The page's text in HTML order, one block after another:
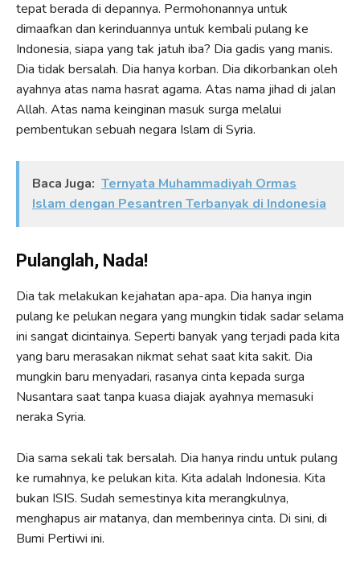
tepat berada di depannya. Permohonannya untuk
dimaafkan dan kerinduannya untuk kembali pulang ke
Indonesia, siapa yang tak jatuh iba? Dia gadis yang manis.
Dia tidak bersalah. Dia hanya korban. Dia dikorbankan oleh
ayahnya atas nama hasrat agama. Atas nama jihad di jalan
Allah. Atas nama keinginan masuk surga melalui
pembentukan sebuah negara Islam di Syria.
Baca Juga: Ternyata Muhammadiyah Ormas
Islam dengan Pesantren Terbanyak di Indonesia
Pulanglah, Nada!
Dia tak melakukan kejahatan apa-apa. Dia hanya ingin
pulang ke pelukan negara yang mungkin tidak sadar selama
ini sangat dicintainya. Seperti banyak yang terjadi pada kita
yang baru merasakan nikmat sehat saat kita sakit. Dia
mungkin baru menyadari, rasanya cinta kepada surga
Nusantara saat tanpa kuasa diajak ayahnya memasuki
neraka Syria.
Dia sama sekali tak bersalah. Dia hanya rindu untuk pulang
ke rumahnya, ke pelukan kita. Kita adalah Indonesia. Kita
bukan ISIS. Sudah semestinya kita merangkulnya,
menghapus air matanya, dan memberinya cinta. Di sini, di
Bumi Pertiwi ini.